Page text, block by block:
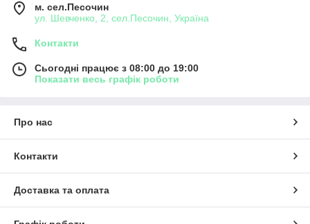
м. сел.Песочин
ул. Шевченко, 2, сел.Песочин, Україна
Контакти
Сьогодні працює з 08:00 до 19:00
Показати весь графік роботи
Про нас
Контакти
Доставка та оплата